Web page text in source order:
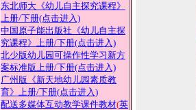
东北师大《幼儿自主探究课程》
上册/下册(点击进入)
中国原子能出版社《幼儿自主探
究课程》上册/下册(点击进入)
北少版幼儿园可操作性学习新方
案标准版上册/下册(点击进入)
广州版《新天地幼儿园素质教
育》上册/下册(点击进入)
配送多媒体互动教学课件教材(英